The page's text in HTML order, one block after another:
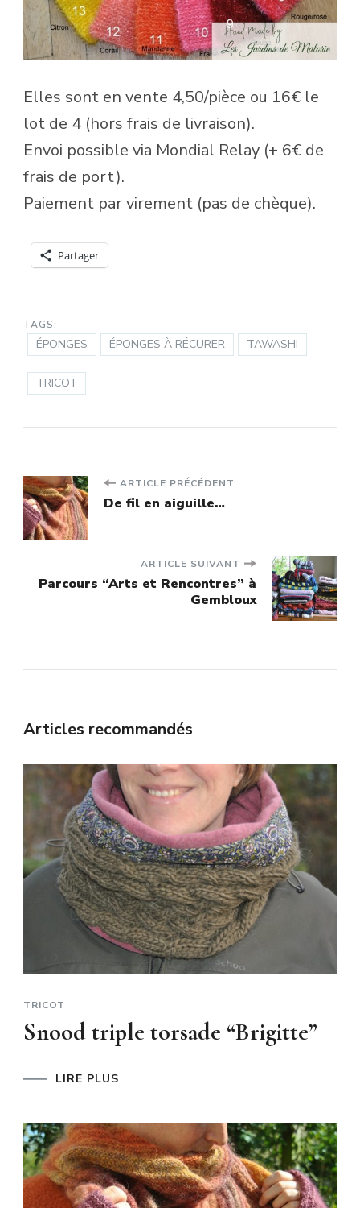
Elles sont en vente 4,50/pièce ou 16€ le
lot de 4 (hors frais de livraison).
Envoi possible via Mondial Relay (+ 6€ de
frais de port).
Paiement par virement (pas de chèque).
Partager
TAGS:
ÉPONGES ÉPONGES À RÉCURER TAWASHI
TRICOT
Navigation
d'article
ARTICLE PRÉCÉDENT
De fil en aiguille…
ARTICLE SUIVANT
Parcours “Arts et Rencontres” à
Gembloux
Articles recommandés
TRICOT
Snood triple torsade “Brigitte”
LIRE PLUS